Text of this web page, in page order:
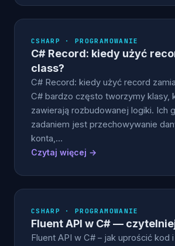
CSHARP · PROGRAMOWANIE
C# Record: kiedy użyć
class?
C# Record: kiedy użyć record
C# bardzo często tworzymy klasy,
zawierają rozbudowanej logiki. Ich
zadaniem jest przechowywanie
konta,…
Czytaj więcej →
CSHARP · PROGRAMOWANIE
Fluent API w C# —
Fluent API w C# – jak uprościć kod